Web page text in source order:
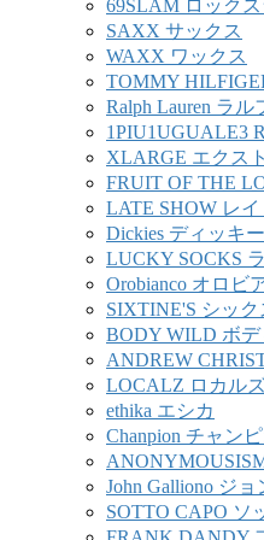
69SLAM ロックス
SAXX サックス
WAXX ワックス
TOMMY
Ralph Lauren ラル
1PIU1UGUALE3
XLARGE エクス
FRUIT OF THE
LATE SHOW レ
Dickies ディッキ
LUCKY SOCKS
Orobianco オロビ
SIXTINE'S シッ
BODY WILD ボデ
ANDREW
LOCALZ ロカル
ethika エシカ
Chanpion チャン
John Galliono ジ
SOTTO CAPO ソ